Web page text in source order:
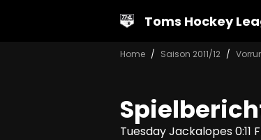
Toms Hockey
Home Saison 2011/12
Tuesday Jackalopes 0:11